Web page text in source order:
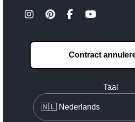
Contract
Taal